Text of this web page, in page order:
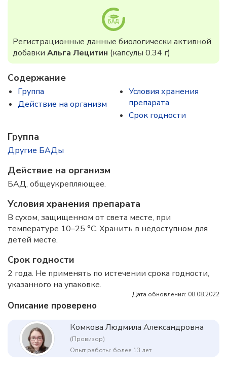
Регистрационные данные биологически активной
добавки Альга Лецитин (капсулы 0.34 г)
Содержание
Группа
Действие на организм
Условия хранения
препарата
Срок годности
Группа
Другие БАДы
Действие на организм
БАД, общеукрепляющее.
Условия хранения препарата
В сухом, защищенном от света месте, при
температуре 10–25 °C. Хранить в недоступном для
детей месте.
Срок годности
2 года. Не применять по истечении срока годности,
указанного на упаковке.
Дата обновления: 08.08.2022
Описание проверено
Комкова Людмила Александровна
(Провизор)
Опыт работы: более 13 лет